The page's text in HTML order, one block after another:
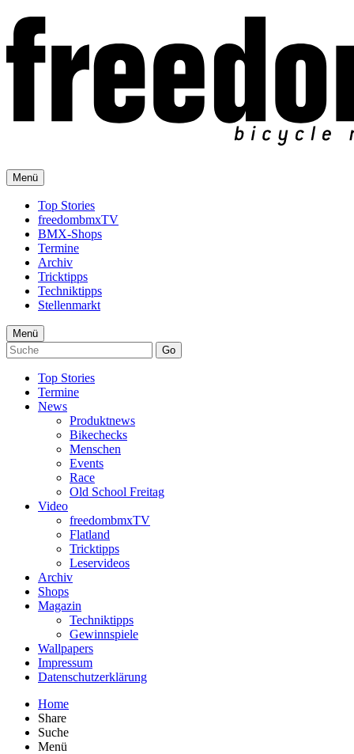
Menü
Top Stories
freedombmxTV
BMX-Shops
Termine
Archiv
Tricktipps
Techniktipps
Stellenmarkt
Menü
Go
Top Stories
Termine
News
Produktnews
Bikechecks
Menschen
Events
Race
Old School Freitag
Video
freedombmxTV
Flatland
Tricktipps
Leservideos
Archiv
Shops
Magazin
Techniktipps
Gewinnspiele
Wallpapers
Impressum
Datenschutzerklärung
Home
Share
Suche
Menü